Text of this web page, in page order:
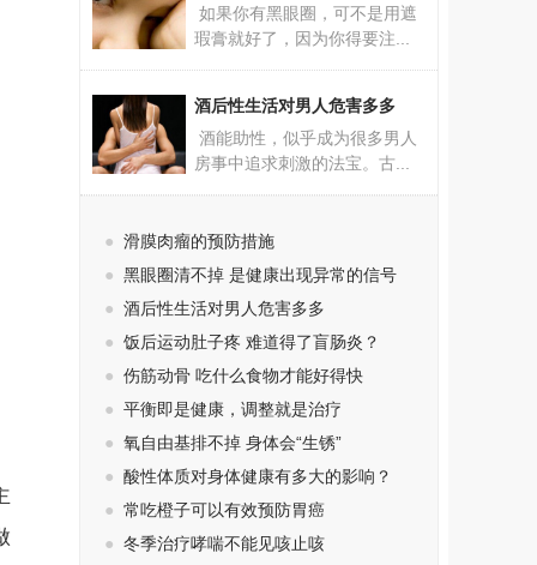
如果你有黑眼圈，可不是用遮
瑕膏就好了，因为你得要注...
酒后性生活对男人危害多多
酒能助性，似乎成为很多男人
房事中追求刺激的法宝。古...
● 滑膜肉瘤的预防措施
● 黑眼圈清不掉 是健康出现异常的信号
● 酒后性生活对男人危害多多
● 饭后运动肚子疼 难道得了盲肠炎？
● 伤筋动骨 吃什么食物才能好得快
● 平衡即是健康，调整就是治疗
● 氧自由基排不掉 身体会“生锈”
● 酸性体质对身体健康有多大的影响？
● 常吃橙子可以有效预防胃癌
● 冬季治疗哮喘不能见咳止咳